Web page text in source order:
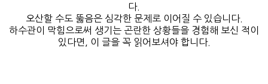
다.
오산할 수도 뚫음은 심각한 문제로 이어질 수 있습니다.
하수관이 막힘으로써 생기는 곤란한 상황들을 경험해 보신 적이
있다면, 이 글을 꼭 읽어보셔야 합니다.